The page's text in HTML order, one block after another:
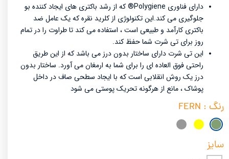
دارای فناوری Polygiene® که از رشد باکتری های ایجاد کننده بو
جلوگیری می کند.این تکنولوژی از کلرید نقره که یک عامل ضد
باکتری کارآمد و طبیعی است ، استفاده می کند تا طراوت را در تمام
روز برای تی شرت شما حفظ کند.
این تی شرت دارای ساختار بدون درز می باشد که از این طریق
راحتی فوق العاده ای را برای شما به ارمغان می آورد. ساختار بدون
درز یک روش انقلابی است که با ایجاد سطحی صاف در داخل
پوشاک ، مانع از هرگونه تحریک پوستی می شود
رنگ : FERN
سایز